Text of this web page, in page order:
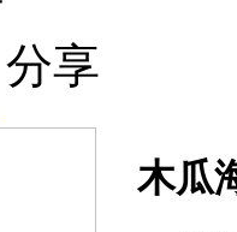
分享
木瓜